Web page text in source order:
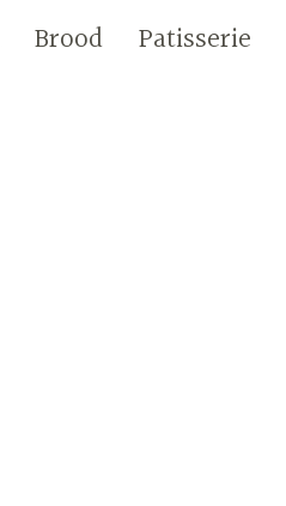
Brood Patisserie